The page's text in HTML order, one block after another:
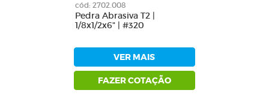
cód: 2702.008
Pedra Abrasiva T2 |
1/8x1/2x6" | #320
VER MAIS
FAZER COTAÇÃO